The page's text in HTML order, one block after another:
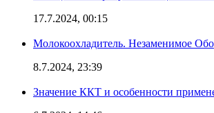
17.7.2024, 00:15
Молокоохладитель. Незаменимое
8.7.2024, 23:39
Значение ККТ и особенности